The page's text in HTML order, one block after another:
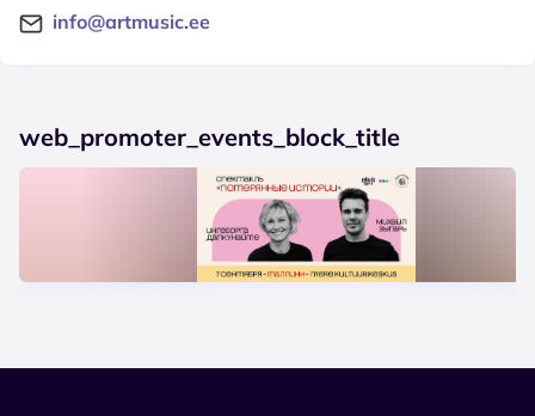
info@artmusic.ee
web_promoter_events_block_title